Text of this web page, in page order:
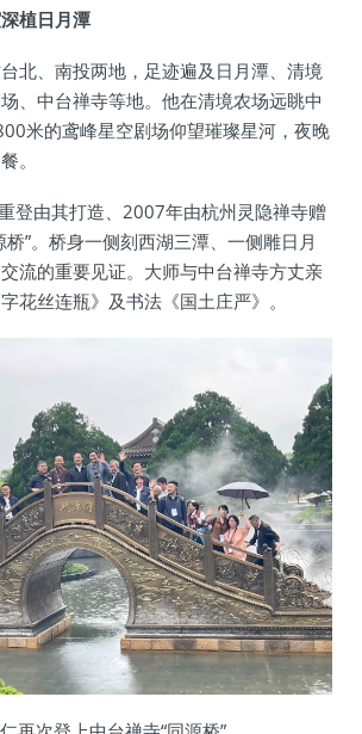
植日月潭
北、南投两地，足迹遍及日月潭、清境
、中台禅寺等地。他在清境农场远眺中
米的鸢峰星空剧场仰望璀璨星河，夜晚
。
登由其打造、2007年由杭州灵隐禅寺赠
桥”。桥身一侧刻西湖三潭、一侧雕日月
流的重要见证。大师与中台禅寺方丈亲
花丝连瓶》及书法《国土庄严》。